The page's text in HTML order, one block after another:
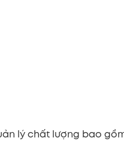
lý chất lượng bao gồm: